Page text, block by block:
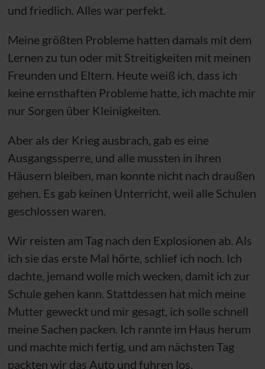
und friedlich. Alles war perfekt.
Meine größten Probleme hatten damals mit dem
Lernen zu tun oder mit Streitigkeiten mit meinen
Freunden und Eltern. Heute weiß ich, dass ich
keine ernsthaften Probleme hatte, ich machte mir
nur Sorgen über Kleinigkeiten.
Aber als der Krieg ausbrach, gab es eine
Ausgangssperre, und alle mussten in ihren
Häusern bleiben, man konnte nicht nach draußen
gehen. Es gab keinen Unterricht, weil alle Schulen
geschlossen waren.
Wir reisten am Tag nach den Explosionen ab. Als
ich sie das erste Mal hörte, schlief ich noch. Ich
dachte, jemand wolle mich wecken, damit ich zur
Schule gehen kann. Stattdessen hat mich meine
Mutter geweckt und mir gesagt, ich solle schnell
meine Sachen packen. Ich rannte im Haus herum
und machte mich fertig, und am nächsten Tag
packten wir das Auto und fuhren los.